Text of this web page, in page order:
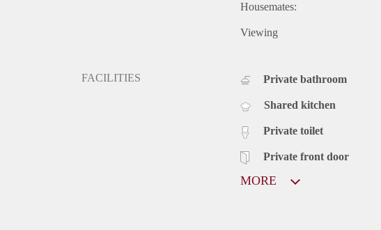
Housemates:
Viewing
FACILITIES Private bathroom
Shared kitchen
Private toilet
Private front door
MORE